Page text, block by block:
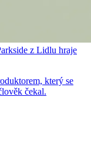
z Lidlu hraje
který se
čekal.